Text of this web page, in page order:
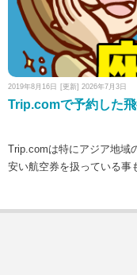
2019年8月16日 [更新] 2026年7月3日
Trip.comで予約した
Trip.comは特にアジア地
安い航空券を扱っている事